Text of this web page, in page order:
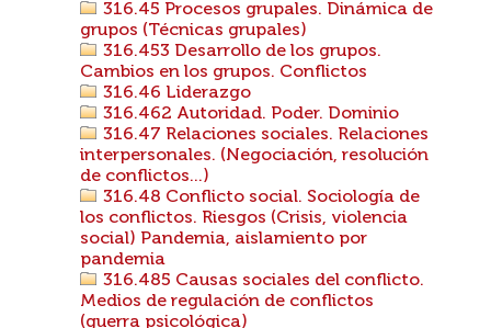
316.45 Procesos grupales. Dinámica de
grupos (Técnicas grupales)
316.453 Desarrollo de los grupos.
Cambios en los grupos. Conflictos
316.46 Liderazgo
316.462 Autoridad. Poder. Dominio
316.47 Relaciones sociales. Relaciones
interpersonales. (Negociación, resolución
de conflictos...)
316.48 Conflicto social. Sociología de
los conflictos. Riesgos (Crisis, violencia
social) Pandemia, aislamiento por
pandemia
316.485 Causas sociales del conflicto.
Medios de regulación de conflictos
(guerra psicológica)